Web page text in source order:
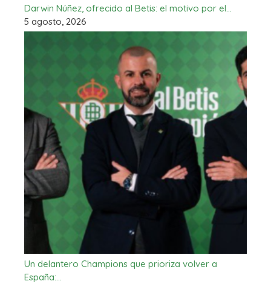
Darwin Núñez, ofrecido al Betis: el motivo por el…
5 agosto, 2026
Un delantero Champions que prioriza volver a
España:…